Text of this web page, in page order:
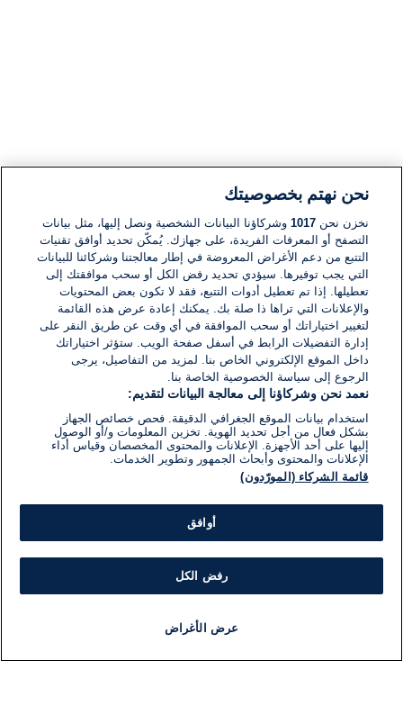
نحن نهتم بخصوصيتك
نخزن نحن1017 وشركاؤنا البيانات الشخصية ونصل إليها، مثل بيانات
التصفح أو المعرفات الفريدة، على جهازك. يُمكّن تحديد أوافق تقنيات
التتبع من دعم الأغراض المعروضة في إطار معالجتنا وشركائنا للبيانات
التي يجب توفيرها. سيؤدي تحديد رفض الكل أو سحب موافقتك إلى
تعطيلها. إذا تم تعطيل أدوات التتبع، فقد لا تكون بعض المحتويات
والإعلانات التي تراها ذا صلة بك. يمكنك إعادة عرض هذه القائمة
لتغيير اختياراتك أو سحب الموافقة في أي وقت عن طريق النقر على
إدارة التفضيلات الرابط في أسفل صفحة الويب. ستؤثر اختياراتك
داخل الموقع الإلكتروني الخاص بنا. لمزيد من التفاصيل، يرجى
الرجوع إلى سياسة الخصوصية الخاصة بنا.
نعمد نحن وشركاؤنا إلى معالجة البيانات لتقديم:
استخدام بيانات الموقع الجغرافي الدقيقة. فحص خصائص الجهاز
بشكل فعال من أجل تحديد الهوية. تخزين المعلومات و/أو الوصول
إليها على أحد الأجهزة. الإعلانات والمحتوى المخصصان وقياس أداء
الإعلانات والمحتوى وأبحاث الجمهور وتطوير الخدمات.
قائمة الشركاء (المورّدون)
أوافق
رفض الكل
عرض الأغراض